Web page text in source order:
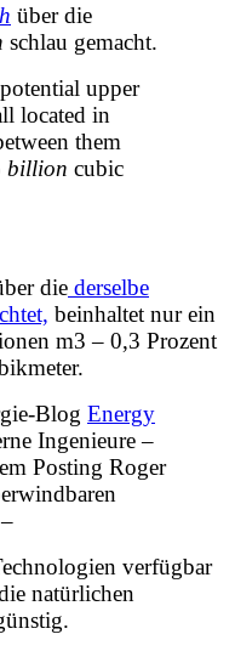
über die
schlau gemacht.
upper
located in
them
billion cubic
die derselbe
beinhaltet nur ein
m3 – 0,3 Prozent
Blog Energy
Ingenieure –
Posting Roger
verfügbar
natürlichen